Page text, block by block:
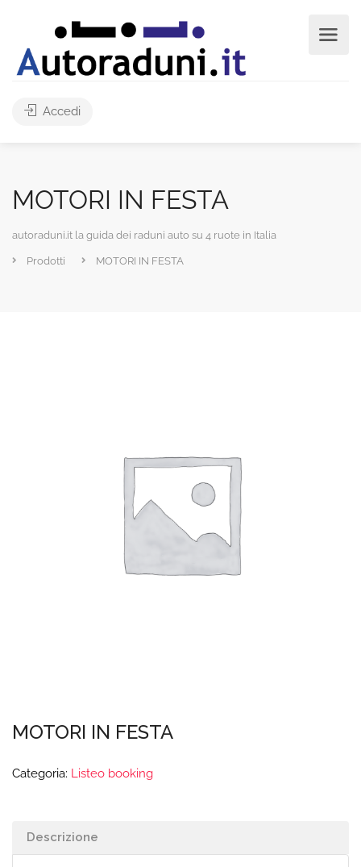
Accedi
MOTORI IN FESTA
autoraduni.it la guida dei raduni auto su 4 ruote in Italia
Prodotti MOTORI IN FESTA
MOTORI IN FESTA
Categoria: Listeo booking
Descrizione